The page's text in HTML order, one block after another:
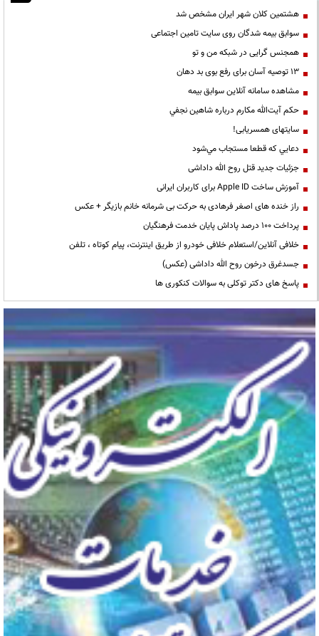
هشتمین کلان شهر ایران مشخص شد
سوابق بیمه شدگان روی سایت تامین اجتماعی
همجنس گرایی در شبکه من و تو
13 توصیه آسان برای رفع بوی بد دهان
مشاهده سامانه آنلاين سوابق بیمه
حكم آيت‌الله مكارم درباره شاهين نجفي
سایتهای همسریابی!
دعايي كه قطعا مستجاب مي‌شود
جزئیات جدید قتل روح الله داداشی
آموزش ساخت Apple ID برای کاربران ایرانی
راز خنده های اصغر فرهادی به حرکت بی شرمانه خانم بازیگر + عکس
پرداخت ۱۰۰ درصد پاداش پایان خدمت فرهنگیان
خلافی آنلاین/استعلام خلافی خودرو از طریق اینترنت، پیام کوتاه ، تلفن
جسدغرق درخون روح الله داداشی (عکس)
پاسخ های دکتر توکلی به سوالات کنکوری ها